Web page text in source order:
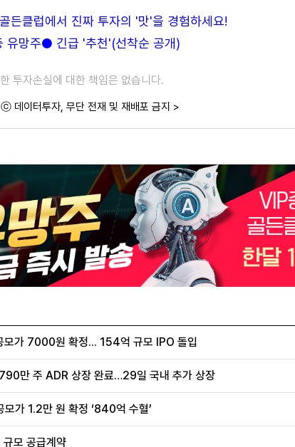
든클럽에서 진짜 투자의 '맛'을 경험하세요!
망주● 긴급 '추천'(선착순 공개)
투자손실에 대한 책임은 없습니다.
데이터투자, 무단 전재 및 재배포 금지 >
모가 7000원 확정... 154억 규모 IPO 돌입
만 주 ADR 상장 완료…29일 국내 추가 상장
가 1.2만 원 확정 ‘840억 수혈’
모 공급계약